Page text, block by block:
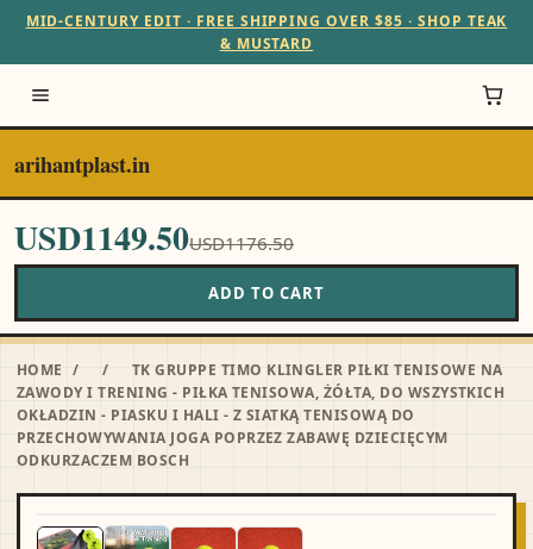
MID-CENTURY EDIT · FREE SHIPPING OVER $85 · SHOP TEAK
& MUSTARD
arihantplast.in
USD1149.50USD1176.50
ADD TO CART
HOME / /
TK GRUPPE TIMO KLINGLER PIŁKI TENISOWE NA
ZAWODY I TRENING - PIŁKA TENISOWA, ŻÓŁTA, DO WSZYSTKICH
OKŁADZIN - PIASKU I HALI - Z SIATKĄ TENISOWĄ DO
PRZECHOWYWANIA JOGA POPRZEZ ZABAWĘ DZIECIĘCYM
ODKURZACZEM BOSCH